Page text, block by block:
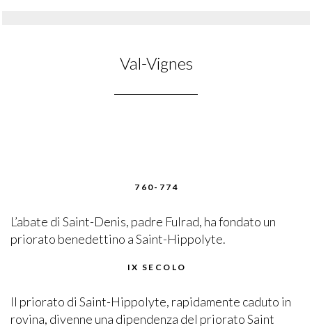
Val-Vignes
760-774
L’abate di Saint-Denis, padre Fulrad, ha fondato un
priorato benedettino a Saint-Hippolyte.
IX SECOLO
Il priorato di Saint-Hippolyte, rapidamente caduto in
rovina, divenne una dipendenza del priorato Saint